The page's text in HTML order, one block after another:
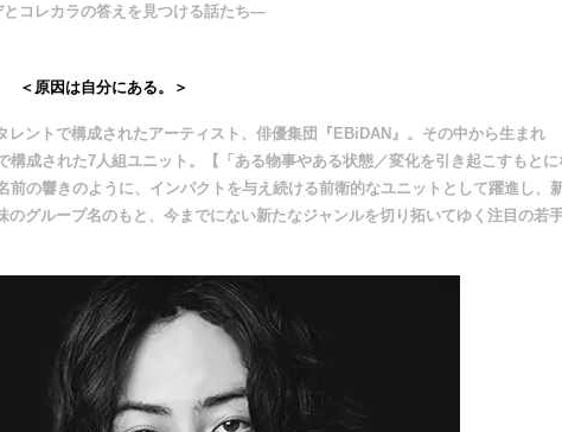
とコレカラの答えを見つける話たち―
＜原因は自分にある。＞
ントで構成されたアーティスト、俳優集団『EBiDAN』。その中から生まれ
成された7人組ユニット。【「ある物事やある状態／変化を引き起こすもとに
の響きのように、インパクトを与え続ける前衛的なユニットとして躍進し、
グループ名のもと、今までにない新たなジャンルを切り拓いてゆく注目の若